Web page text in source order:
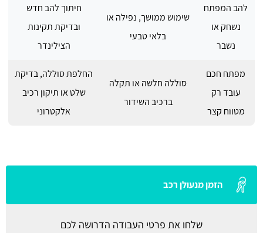
להב המפתח
נשחק או
נשבר
שימוש ממושך, נפילה או
בלאי טבעי
חיתוך להב חדש
ובדיקת תקינות
הצילינדר
מפתח חכם
עובד רק
מטווח קצר
סוללה חלשה או תקלה
ברכיב השידור
החלפת סוללה, בדיקת
שלט או תיקון רכיב
אלקטרוני
הזמן מנעולן רכב
שלחו את פרטי העבודה הדרושה לכם